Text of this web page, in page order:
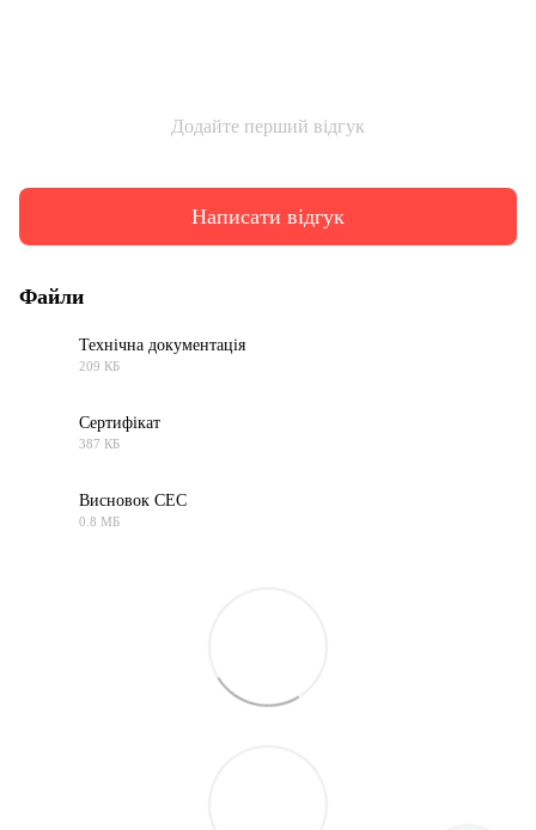
Додайте перший відгук
Написати відгук
Файли
Технічна документація
209 КБ
Сертифікат
387 КБ
Висновок СЕС
0.8 МБ